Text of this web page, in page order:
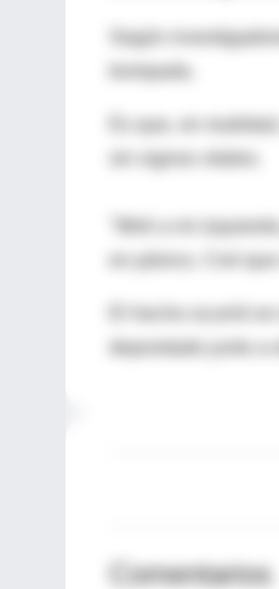
Según
Es que, en
sin signos vitales.
"Miré a mi
en pánico. Creí
Comentarios